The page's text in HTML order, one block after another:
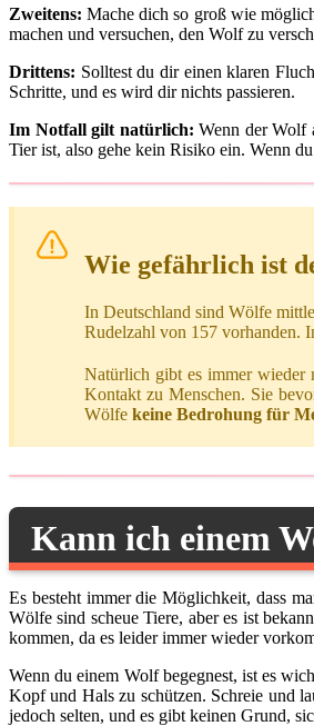
Zweitens: Mache dich so groß wie
machen und versuchen, den Wolf zu
Drittens: Solltest du dir einen klaren
Schritte, und es wird dir nichts passieren.
Im Notfall gilt natürlich: Wenn der Wolf
Tier ist, also gehe kein Risiko ein. Wenn
Wie gefährlich ist
In Deutschland sind Wölfe
Rudelzahl von 157 vorhanden.
Natürlich gibt es immer wieder
Kontakt zu Menschen. Sie
Wölfe keine Bedrohung für
Kann ich einem
Es besteht immer die Möglichkeit, dass
Wölfe sind scheue Tiere, aber es ist
kommen, da es leider immer wieder
Wenn du einem Wolf begegnest, ist es
Kopf und Hals zu schützen. Schreie und
jedoch selten, und es gibt keinen Grund,